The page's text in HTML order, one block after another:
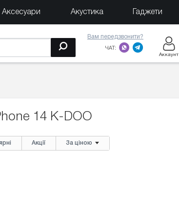
Аксесуари Акустика Гаджети
Вам передзвонити?
ЧАТ:
Аккаунт
14 K-DOO
Акції За ціною